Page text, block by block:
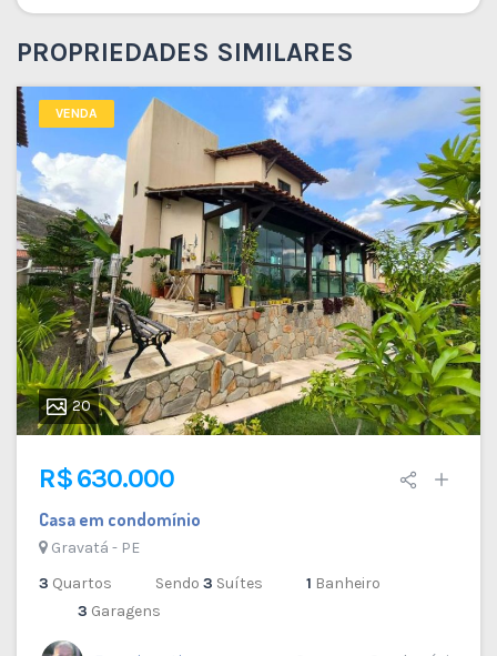
PROPRIEDADES SIMILARES
VENDA
20
R$ 630.000
Casa em condomínio
Gravatá - PE
3 Quartos Sendo 3 Suítes 1 Banheiro
3 Garagens